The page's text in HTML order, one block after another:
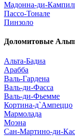
Мадонна-ди-
Пассо-Тонале
Пинзоло
Доломитовые
Альта-Бадиа
Арабба
Валь-Гардена
Валь-ди-Фасса
Валь-ди-Фьемме
Кортина-д`Ампеццо
Мармолада
Моэна
Сан-Мартино-ди-